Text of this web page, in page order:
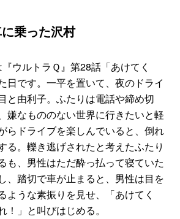
乗った沢村
ウルトラＱ』第28話「あけてく
日です。一平を置いて、夜のドライ
と由利子。ふたりは電話や締め切
嫌なもののない世界に行きたいと軽
らドライブを楽しんでいると、倒れ
る。轢き逃げされたと考えたふたり
も、男性はただ酔っ払って寝ていた
、踏切で車が止まると、男性は目を
ような素振りを見せ、「あけてく
」と叫びはじめる。